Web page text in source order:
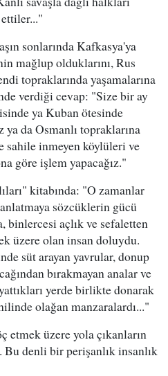
sonlarında Kafkasya'ya
mağlup olduklarını, Rus
topraklarında yaşamalarına
verdiği cevap: "Size bir ay
ya Kuban ötesinde
da Osmanlı topraklarına
inmeyen köylüleri ve
göre işlem yapacağız."
kitabında: "O zamanlar
sözcüklerin gücü
binlercesi açlık ve sefaletten
üzere olan insan doluydu.
süt arayan yavrular, donup
bırakmayan analar ve
yerde birlikte donarak
olağan manzaralardı..."
etmek üzere yola çıkanların
Bu denli bir perişanlık insanlık